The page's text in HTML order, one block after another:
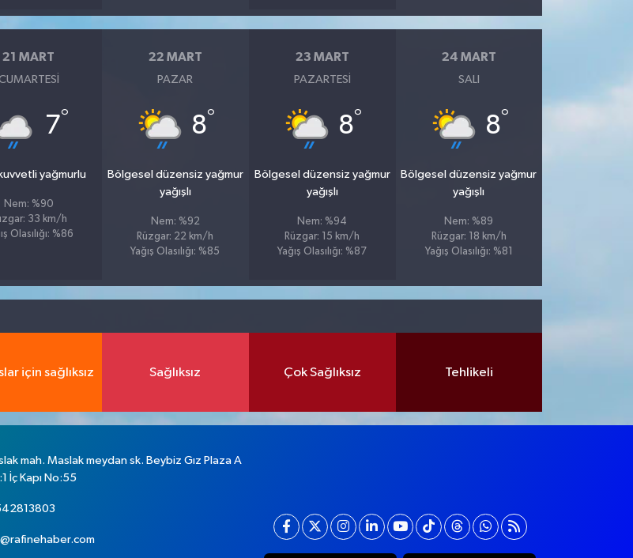
21 MART
7°
yağmurlu
Nem: %90
33 km/h
Olasılığı: %86
22 MART
PAZAR
8°
Bölgesel düzensiz yağmur
yağışlı
Nem: %92
Rüzgar: 22 km/h
Yağış Olasılığı: %85
23 MART
PAZARTESI
8°
Bölgesel düzensiz yağmur
yağışlı
Nem: %94
Rüzgar: 15 km/h
Yağış Olasılığı: %87
24 MART
SALI
8°
Bölgesel düzensiz yağmur
yağışlı
Nem: %89
Rüzgar: 18 km/h
Yağış Olasılığı: %81
için sağlıksız Sağlıksız Çok Sağlıksız Tehlikeli
mah. Maslak meydan sk. Beybiz Gız Plaza A
İç Kapı No:55